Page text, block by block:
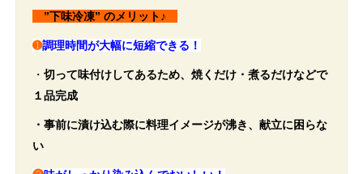
”下味冷凍” のメリット♪
➊調理時間が大幅に短縮できる！
・ 切って味付けしてあるため、焼くだけ・煮るだけなどで
１品完成
・事前に漬け込む際に料理イメージが沸き、献立に困らな
い